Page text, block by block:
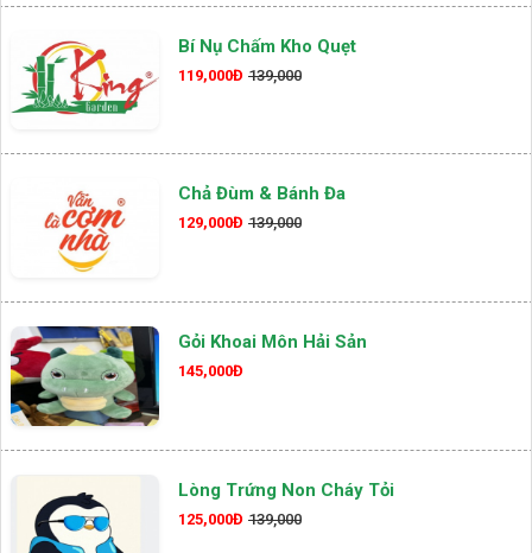
Bí Nụ Chấm Kho Quẹt
119,000Đ 139,000
Chả Đùm & Bánh Đa
129,000Đ 139,000
Gỏi Khoai Môn Hải Sản
145,000Đ
Lòng Trứng Non Cháy Tỏi
125,000Đ 139,000